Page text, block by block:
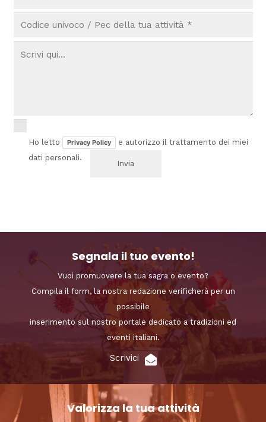
Ho letto Privacy Policy
e autorizzo il trattamento dei miei
dati personali.
Segnala il tuo evento!
Vuoi promuovere la tua sagra o evento?
Compila il form, la nostra redazione verificherà per un
possibile
inserimento sul nostro portale dedicato a tradizioni ed
eventi italiani.
Scrivici
Valorizza la tua attività